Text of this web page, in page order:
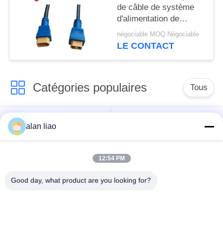
de câble de système
d'alimentation de
remplissage de
connecteur d'IP68
négociable MOQ:Négociable
LE CONTACT
Catégories populaires Tous
Connecteur circulaire
imperméable
basse tension
imperméable de
Support de la lampe
alan liao
12:54 PM
Good day, what product are you looking for?